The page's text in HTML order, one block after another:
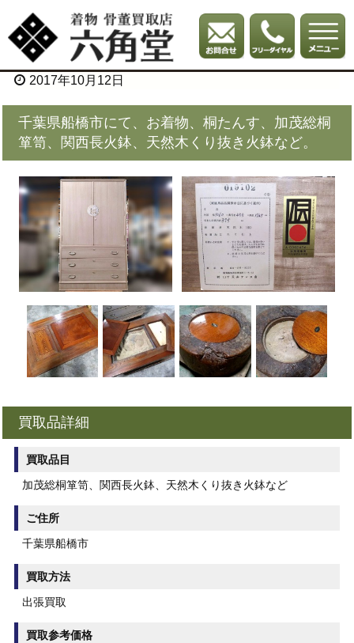
2017年10月12日
千葉県船橋市にて、お着物、桐たんす、加茂総桐
箪笥、関西長火鉢、天然木くり抜き火鉢など。
買取品詳細
買取品目
加茂総桐箪笥、関西長火鉢、天然木くり抜き火鉢など
ご住所
千葉県船橋市
買取方法
出張買取
買取参考価格